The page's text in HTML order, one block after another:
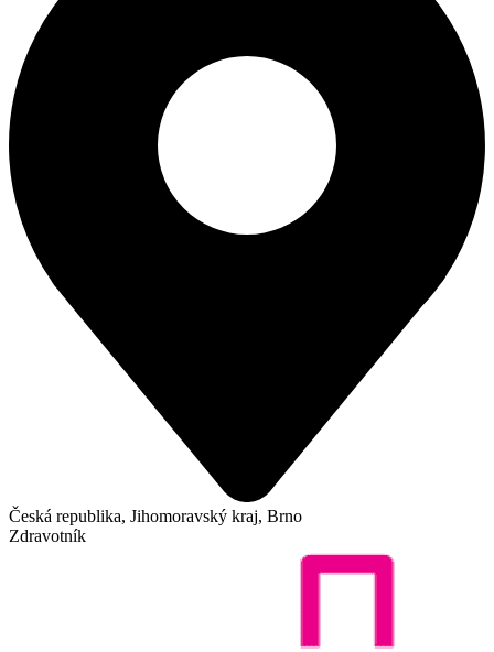
Česká republika, Jihomoravský kraj, Brno
Zdravotník